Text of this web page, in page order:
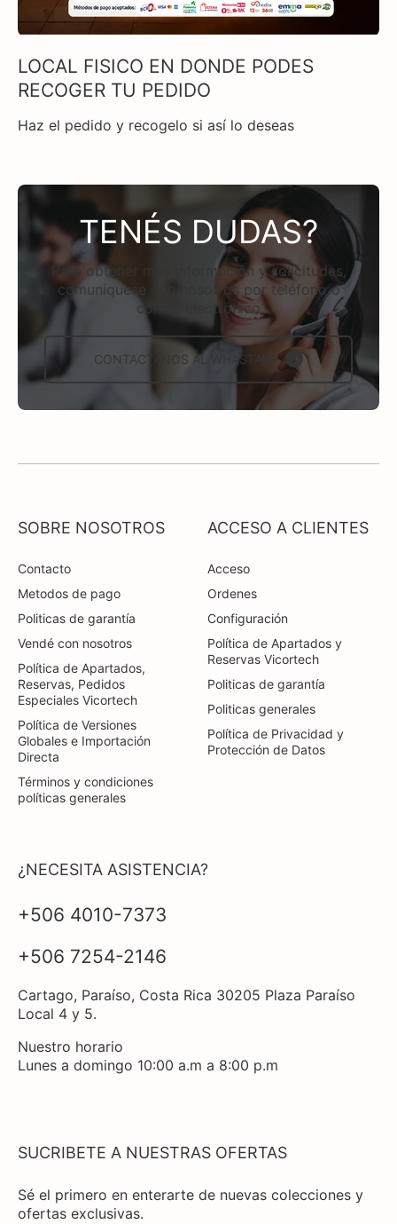
LOCAL FISICO EN DONDE PODES
RECOGER TU PEDIDO
Haz el pedido y recogelo si así lo deseas
TENÉS DUDAS?
Para obtener más información y solicitudes,
comuníquese con nosotros por teléfono o
correo electrónico
CONTACTÁNOS AL WHASTAPP
SOBRE NOSOTROS
Contacto
Metodos de pago
Politicas de garantía
Vendé con nosotros
Política de Apartados,
Reservas, Pedidos
Especiales Vicortech
Política de Versiones
Globales e Importación
Directa
Términos y condiciones
políticas generales
ACCESO A CLIENTES
Acceso
Ordenes
Configuración
Política de Apartados y
Reservas Vicortech
Politicas de garantía
Politicas generales
Política de Privacidad y
Protección de Datos
¿NECESITA ASISTENCIA?
+506 4010-7373
+506 7254-2146
Cartago, Paraíso, Costa Rica 30205 Plaza Paraíso
Local 4 y 5.
Nuestro horario
Lunes a domingo 10:00 a.m a 8:00 p.m
SUCRIBETE A NUESTRAS OFERTAS
Sé el primero en enterarte de nuevas colecciones y
ofertas exclusivas.